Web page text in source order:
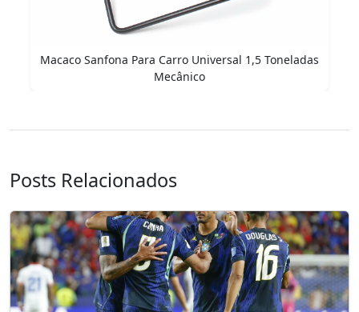
Macaco Sanfona Para Carro Universal 1,5 Toneladas
Mecânico
Posts Relacionados